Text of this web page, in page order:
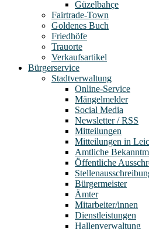
Güzelbahçe
Fairtrade-Town
Goldenes Buch
Friedhöfe
Trauorte
Verkaufsartikel
Bürgerservice
Stadtverwaltung
Online-Service
Mängelmelder
Social Media
Newsletter / RSS
Mitteilungen
Mitteilungen in
Amtliche
Öffentliche
Bürgermeister
Ämter
Mitarbeiter/innen
Dienstleistungen
Hallenverwaltung